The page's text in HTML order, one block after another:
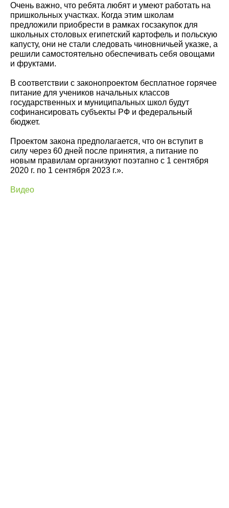
Очень важно, что ребята любят и умеют работать на
пришкольных участках. Когда этим школам
предложили приобрести в рамках госзакупок для
школьных столовых египетский картофель и польскую
капусту, они не стали следовать чиновничьей указке, а
решили самостоятельно обеспечивать себя овощами
и фруктами.
В соответствии с законопроектом бесплатное горячее
питание для учеников начальных классов
государственных и муниципальных школ будут
софинансировать субъекты РФ и федеральный
бюджет.
Проектом закона предполагается, что он вступит в
силу через 60 дней после принятия, а питание по
новым правилам организуют поэтапно с 1 сентября
2020 г. по 1 сентября 2023 г.».
Видео